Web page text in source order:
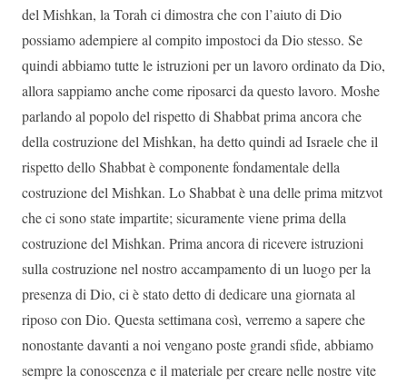
del Mishkan, la Torah ci dimostra che con l’aiuto di Dio
possiamo adempiere al compito impostoci da Dio stesso. Se
quindi abbiamo tutte le istruzioni per un lavoro ordinato da Dio,
allora sappiamo anche come riposarci da questo lavoro. Moshe
parlando al popolo del rispetto di Shabbat prima ancora che
della costruzione del Mishkan, ha detto quindi ad Israele che il
rispetto dello Shabbat è componente fondamentale della
costruzione del Mishkan. Lo Shabbat è una delle prima mitzvot
che ci sono state impartite; sicuramente viene prima della
costruzione del Mishkan. Prima ancora di ricevere istruzioni
sulla costruzione nel nostro accampamento di un luogo per la
presenza di Dio, ci è stato detto di dedicare una giornata al
riposo con Dio. Questa settimana così, verremo a sapere che
nonostante davanti a noi vengano poste grandi sfide, abbiamo
sempre la conoscenza e il materiale per creare nelle nostre vite